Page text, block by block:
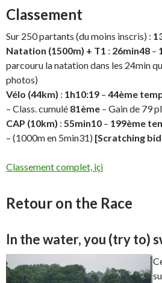
Classement
Sur 250 partants (du moins inscris) :
Natation (1500m) + T1 : 26min48 –
parcouru la natation dans les 24min
photos)
Vélo (44km) : 1h10:19 – 44ème
– Class. cumulé 81ème – Gain de 79
CAP (10km) : 55min10 – 199ème
– (1000m en 5min31) [Scratching
Classement complet, içi
Retour on the Race
In the water, you (try to)